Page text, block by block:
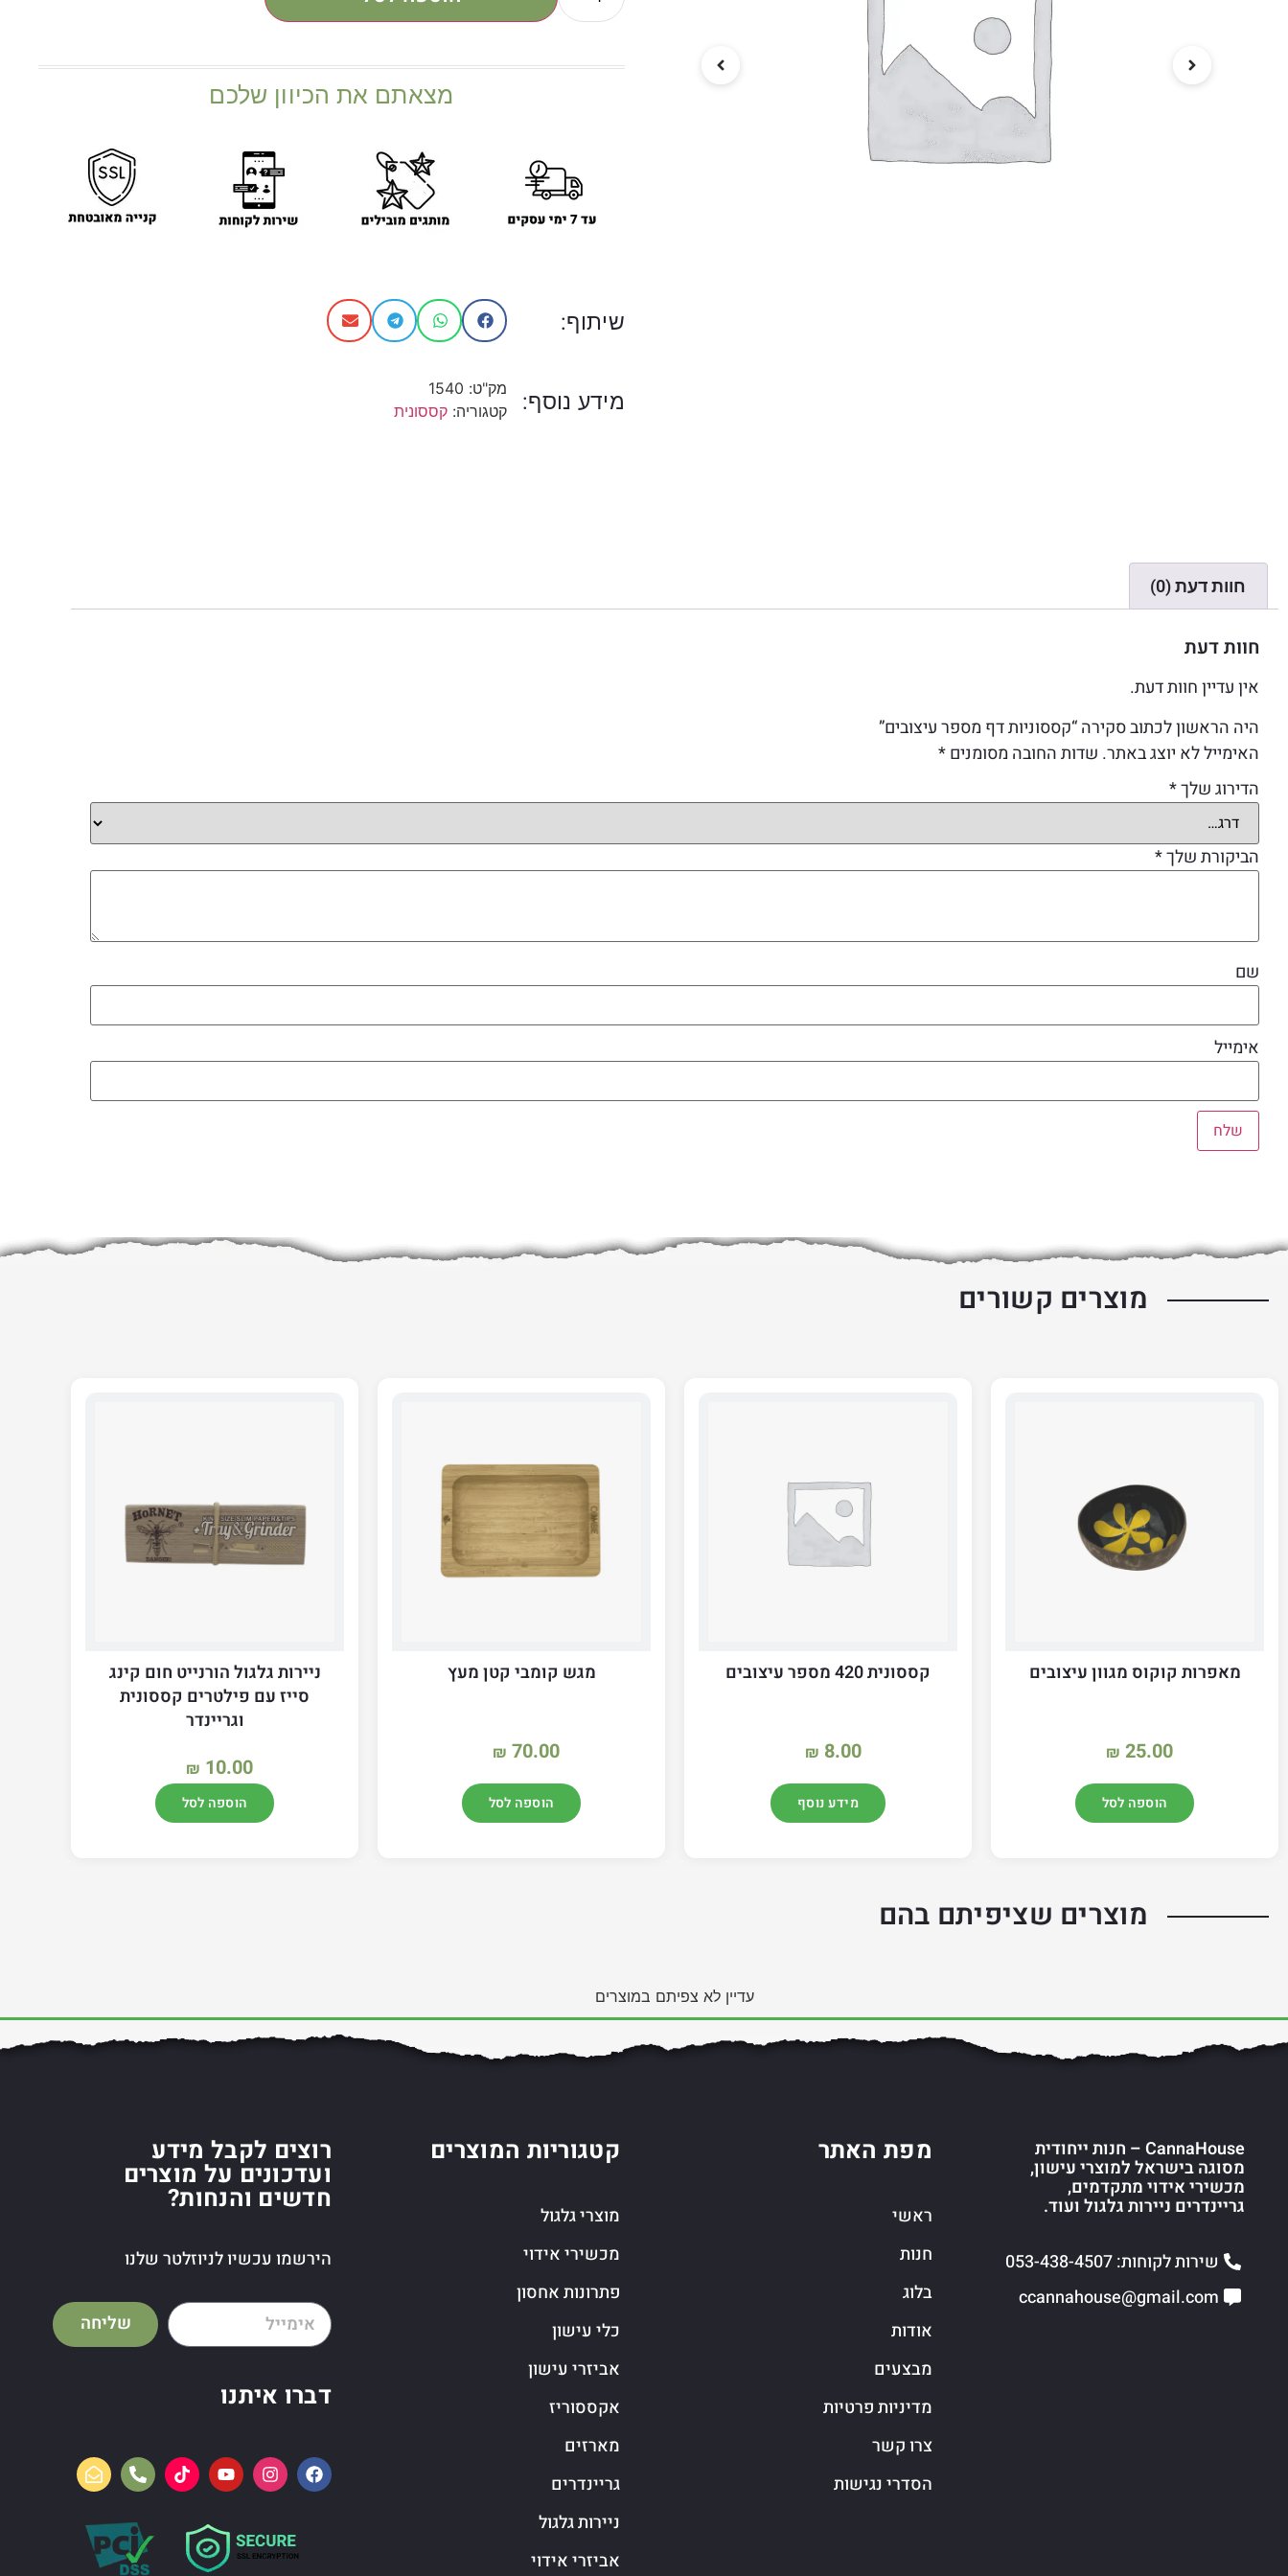
מצאתם את הכיוון שלכם
שיתוף:
מידע נוסף:
מק"ט: 1540
קטגוריה: קססונית
חוות דעת (0)
חוות דעת
אין עדיין חוות דעת.
היה הראשון לכתוב סקירה “קססוניות דף מספר עיצובים”
האימייל לא יוצג באתר. שדות החובה מסומנים*
הדירוג שלך*
הביקורת שלך*
שם
אימייל
מוצרים קשורים
מאפרות קוקוס מגוון עיצובים
₪ 25.00
הוספה לסל
קססונית 420 מספר עיצובים
₪ 8.00
מידע נוסף
מגש קומבי קטן מעץ
₪ 70.00
הוספה לסל
ניירות גלגול הורנייט חום קינג
סייז עם פילטרים קססונית
וגריינדר
₪ 10.00
הוספה לסל
מוצרים שציפיתם בהם
עדיין לא צפיתם במוצרים
CannaHouse – חנות ייחודית
מסוגה בישראל למוצרי עישון,
מכשירי אידוי מתקדמים,
גריינדרים ניירות גלגול ועוד.
שירות לקוחות: 053-438-4507
ccannahouse@gmail.com
מפת האתר
ראשי
חנות
בלוג
אודות
מבצעים
מדיניות פרטיות
צרו קשר
הסדרי נגישות
קטגוריות המוצרים
מוצרי גלגול
מכשירי אידוי
פתרונות אחסון
כלי עישון
אביזרי עישון
אקססוריז
מארזים
גריינדרים
ניירות גלגול
אביזרי אידוי
רוצים לקבל מידע
ועדכונים על מוצרים
חדשים והנחות?
הירשמו עכשיו לניוזלטר שלנו
שליחה
דברו איתנו